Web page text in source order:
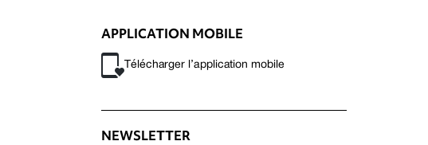
APPLICATION MOBILE
Télécharger l’application mobile
NEWSLETTER